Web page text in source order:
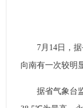
7月14日，据
向南有一次较明
据省气象台监